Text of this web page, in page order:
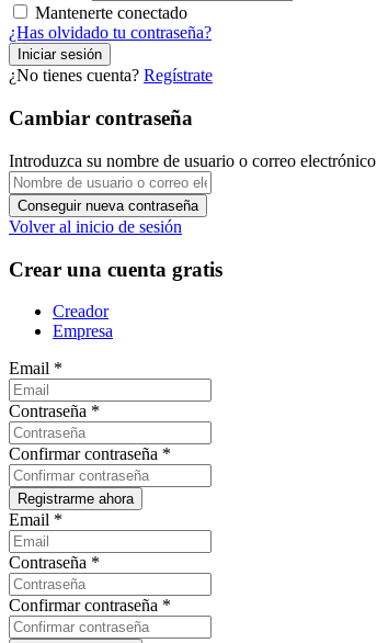
Mantenerte conectado
¿Has olvidado tu contraseña?
¿No tienes cuenta? Regístrate
Cambiar contraseña
Introduzca su nombre de usuario o correo electrónico
Volver al inicio de sesión
Crear una cuenta gratis
Creador
Empresa
Email *
Contraseña *
Confirmar contraseña *
Email *
Contraseña *
Confirmar contraseña *